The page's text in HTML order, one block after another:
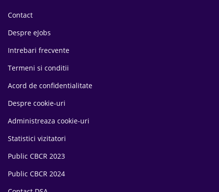
Contact
Despre eJobs
Intrebari frecvente
Termeni si conditii
Acord de confidentialitate
Despre cookie-uri
Administreaza cookie-uri
Statistici vizitatori
Public CBCR 2023
Public CBCR 2024